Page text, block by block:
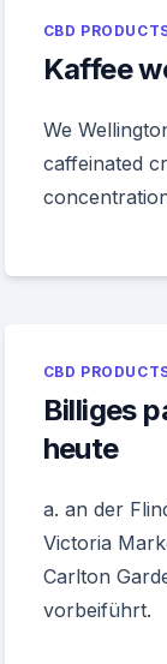
CBD
Kaffee
We
caffeinated
CBD
Billiges
heute
a. an der
Victoria
Carlton
vorbeiführt.